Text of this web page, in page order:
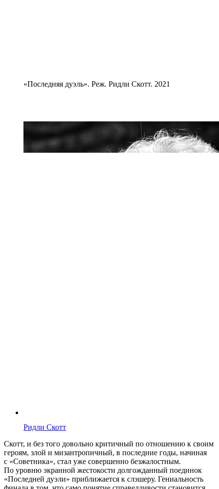
«Последняя дуэль». Реж. Ридли Скотт. 2021
Ридли Скотт
Скотт, и без того довольно критичный по отношению к своим
героям, злой и мизантропичный, в последние годы, начиная
с «Советника», стал уже совершенно безжалостным.
По уровню экранной жестокости долгожданный поединок
«Последней дуэли» приближается к слэшеру. Гениальность